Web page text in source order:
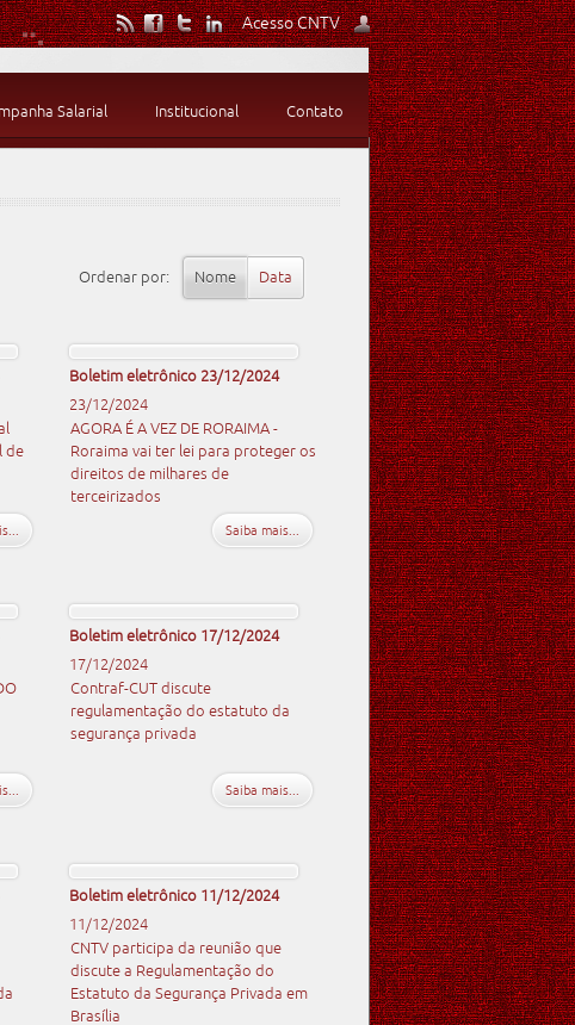
Acesso CNTV
Salarial Institucional Contato
Ordenar por: Nome Data
de
Boletim eletrônico 23/12/2024
23/12/2024
AGORA É A VEZ DE RORAIMA -
Roraima vai ter lei para proteger os
direitos de milhares de
terceirizados
Saiba mais...
Boletim eletrônico 17/12/2024
17/12/2024
Contraf-CUT discute
regulamentação do estatuto da
segurança privada
Saiba mais...
Boletim eletrônico 11/12/2024
11/12/2024
CNTV participa da reunião que
discute a Regulamentação do
Estatuto da Segurança Privada em
Brasília